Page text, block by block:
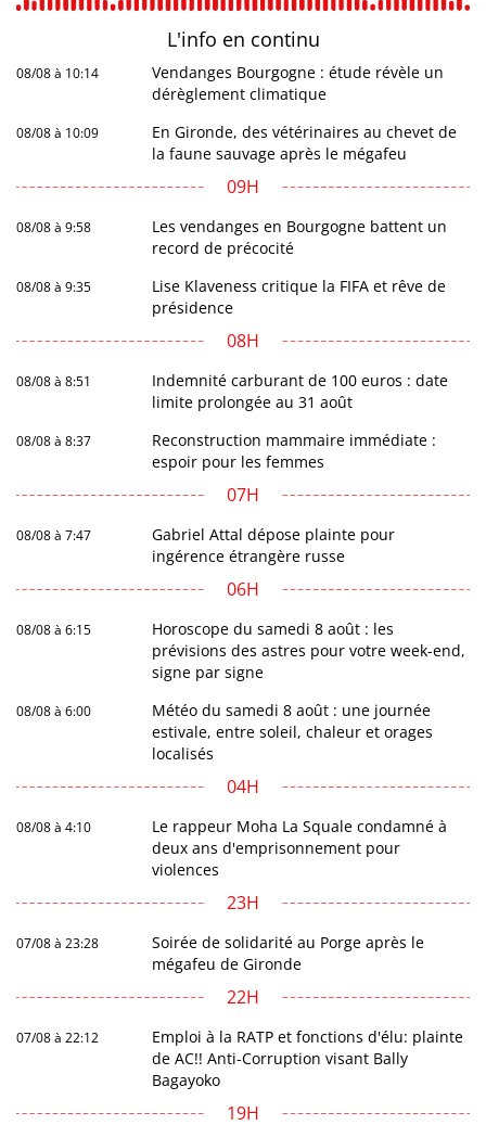
L'info en continu
08/08 à 10:14
Vendanges Bourgogne : étude révèle un
dérèglement climatique
08/08 à 10:09
En Gironde, des vétérinaires au chevet de
la faune sauvage après le mégafeu
09H
08/08 à 9:58
Les vendanges en Bourgogne battent un
record de précocité
08/08 à 9:35
Lise Klaveness critique la FIFA et rêve de
présidence
08H
08/08 à 8:51
Indemnité carburant de 100 euros : date
limite prolongée au 31 août
08/08 à 8:37
Reconstruction mammaire immédiate :
espoir pour les femmes
07H
08/08 à 7:47
Gabriel Attal dépose plainte pour
ingérence étrangère russe
06H
08/08 à 6:15
Horoscope du samedi 8 août : les
prévisions des astres pour votre week-end,
signe par signe
08/08 à 6:00
Météo du samedi 8 août : une journée
estivale, entre soleil, chaleur et orages
localisés
04H
08/08 à 4:10
Le rappeur Moha La Squale condamné à
deux ans d'emprisonnement pour
violences
23H
07/08 à 23:28
Soirée de solidarité au Porge après le
mégafeu de Gironde
22H
07/08 à 22:12
Emploi à la RATP et fonctions d'élu: plainte
de AC!! Anti-Corruption visant Bally
Bagayoko
19H